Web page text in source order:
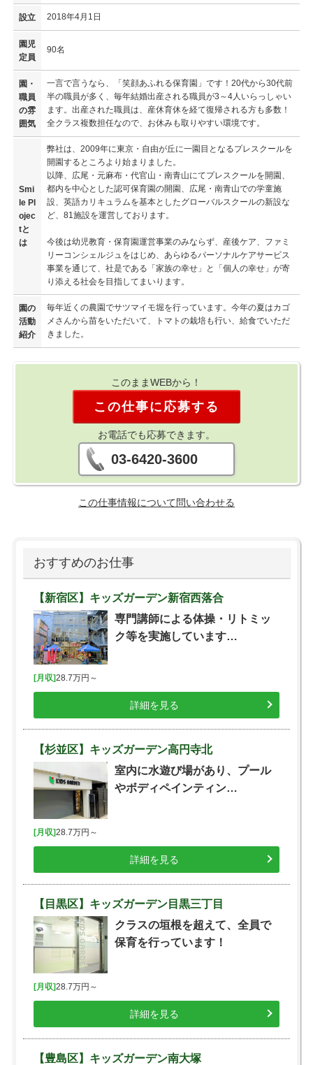
設立 2018年4月1日
園児
定員
90名
園・
職員
の雰
囲気
一言で言うなら、「笑顔あふれる保育園」です！20代から30代前
半の職員が多く、毎年結婚出産される職員が3～4人いらっしゃい
ます。出産された職員は、産休育休を経て復帰される方も多数！
全クラス複数担任なので、お休みも取りやすい環境です。
Smi
le Pl
ojec
tと
は
弊社は、2009年に東京・自由が丘に一園目となるプレスクールを
開園するところより始まりました。
以降、広尾・元麻布・代官山・南青山にてプレスクールを開園、
都内を中心とした認可保育園の開園、広尾・南青山での学童施
設、英語カリキュラムを基本としたグローバルスクールの新設な
ど、81施設を運営しております。
今後は幼児教育・保育園運営事業のみならず、産後ケア、ファミ
リーコンシェルジュをはじめ、あらゆるパーソナルケアサービス
事業を通じて、社是である「家族の幸せ」と「個人の幸せ」が寄
り添える社会を目指してまいります。
園の
活動
紹介
毎年近くの農園でサツマイモ堀を行っています。今年の夏はカゴ
メさんから苗をいただいて、トマトの栽培も行い、給食でいただ
きました。
このままWEBから！
この仕事に応募する
お電話でも応募できます。
03-6420-3600
この仕事情報について問い合わせる
おすすめのお仕事
【新宿区】キッズガーデン新宿西落合
専門講師による体操・リトミッ
ク等を実施しています…
[月収]28.7万円～
詳細を見る
【杉並区】キッズガーデン高円寺北
室内に水遊び場があり、プール
やボディペインティン…
[月収]28.7万円～
詳細を見る
【目黒区】キッズガーデン目黒三丁目
クラスの垣根を超えて、全員で
保育を行っています！
[月収]28.7万円～
詳細を見る
【豊島区】キッズガーデン南大塚